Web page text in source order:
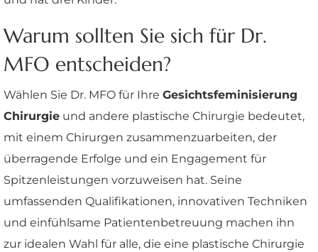
Warum sollten Sie sich für Dr.
MFO entscheiden?
Wählen Sie Dr. MFO für Ihre Gesichtsfeminisierung
Chirurgie und andere plastische Chirurgie bedeutet,
mit einem Chirurgen zusammenzuarbeiten, der
überragende Erfolge und ein Engagement für
Spitzenleistungen vorzuweisen hat. Seine
umfassenden Qualifikationen, innovativen Techniken
und einfühlsame Patientenbetreuung machen ihn
zur idealen Wahl für alle, die eine plastische Chirurgie